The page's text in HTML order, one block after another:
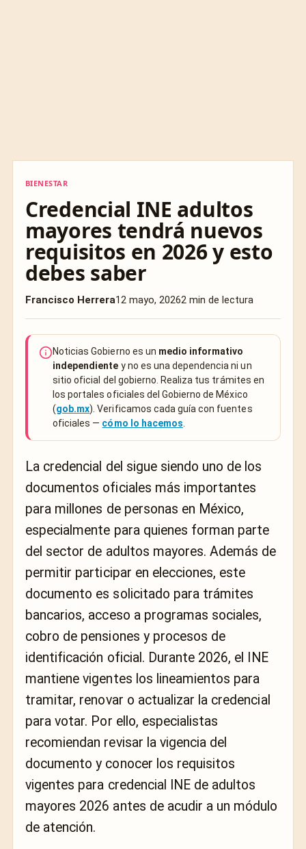
BIENESTAR
Credencial INE adultos
mayores tendrá nuevos
requisitos en 2026 y esto
debes saber
Francisco Herrera12 mayo, 20262 min de lectura
Noticias Gobierno es un medio informativo
independiente y no es una dependencia ni un
sitio oficial del gobierno. Realiza tus trámites en
los portales oficiales del Gobierno de México
(gob.mx). Verificamos cada guía con fuentes
oficiales — cómo lo hacemos
La credencial del sigue siendo uno de los
documentos oficiales más importantes
para millones de personas en México,
especialmente para quienes forman parte
del sector de adultos mayores. Además de
permitir participar en elecciones, este
documento es solicitado para trámites
bancarios, acceso a programas sociales,
cobro de pensiones y procesos de
identificación oficial. Durante 2026, el INE
mantiene vigentes los lineamientos para
tramitar, renovar o actualizar la credencial
para votar. Por ello, especialistas
recomiendan revisar la vigencia del
documento y conocer los requisitos
vigentes para credencial INE de adultos
mayores 2026 antes de acudir a un módulo
de atención.